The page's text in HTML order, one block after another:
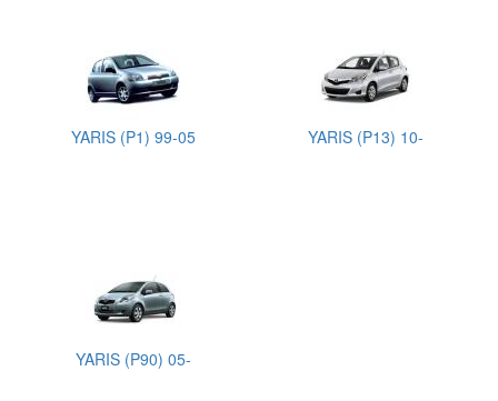
YARIS (P1) 99-05 YARIS (P13) 10-
YARIS (P90) 05-